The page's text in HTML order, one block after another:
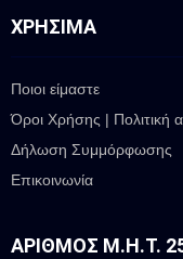
ΧΡΉΣΙΜΑ
Ποιοι είμαστε
Όροι Χρήσης |
Δήλωση Συμμόρφωσης
Επικοινωνία
ΑΡΙΘΜΌΣ Μ.Η.Τ.